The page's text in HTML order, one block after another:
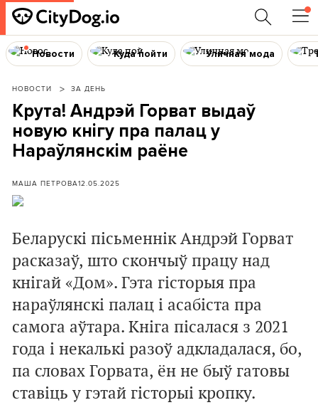
Новости Куда пойти Уличная мода
НОВОСТИ ЗА ДЕНЬ
Крута! Андрэй Горват выдаў
новую кнігу пра палац у
Нараўлянскім раёне
МАША ПЕТРОВА12.05.2025
Беларускі пісьменнік Андрэй Горват
расказаў, што скончыў працу над
кнігай «Дом». Гэта гісторыя пра
нараўлянскі палац і асабіста пра
самога аўтара. Кніга пісалася з 2021
года і некалькі разоў адкладалася, бо,
па словах Горвата, ён не быў гатовы
ставіць у гэтай гісторыі кропку.